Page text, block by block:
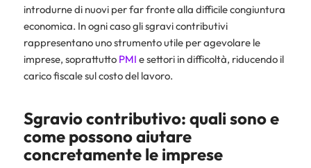
introdurne di nuovi per far fronte alla difficile congiuntura
economica. In ogni caso gli sgravi contributivi
rappresentano uno strumento utile per agevolare le
imprese, soprattutto PMI e settori in difficoltà, riducendo il
carico fiscale sul costo del lavoro.
Sgravio contributivo: quali sono e
come possono aiutare
concretamente le imprese